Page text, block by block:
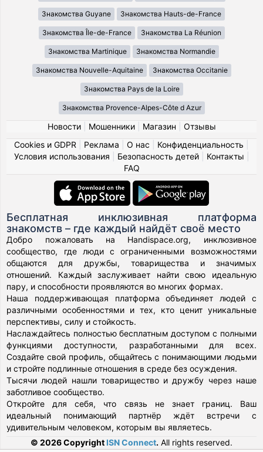
Знакомства Guyane Знакомства Hauts-de-France
Знакомства Île-de-France Знакомства La Réunion
Знакомства Martinique Знакомства Normandie
Знакомства Nouvelle-Aquitaine Знакомства Occitanie
Знакомства Pays de la Loire
Знакомства Provence-Alpes-Côte d Azur
Новости| Мошенники| Магазин
Отзывы
Cookies и GDPR
Реклама О нас Конфиденциальность
Условия использования
Безопасность детей| Контакты
FAQ
Бесплатная инклюзивная платформа
знакомств – где каждый найдёт своё место
Добро пожаловать на Handispace.org, инклюзивное
сообщество, где люди с ограниченными возможностями
общаются для дружбы, товарищества и значимых
отношений. Каждый заслуживает найти свою идеальную
пару, и способности проявляются во многих формах.
Наша поддерживающая платформа объединяет людей с
различными особенностями и тех, кто ценит уникальные
перспективы, силу и стойкость.
Наслаждайтесь полностью бесплатным доступом с полными
функциями доступности, разработанными для всех.
Создайте свой профиль, общайтесь с понимающими людьми
и стройте подлинные отношения в среде без осуждения.
Тысячи людей нашли товарищество и дружбу через наше
заботливое сообщество.
Откройте для себя, что связь не знает границ. Ваш
идеальный понимающий партнёр ждёт встречи с
удивительным человеком, которым вы являетесь.
© 2026 Copyright ISN Connect. All rights reserved.